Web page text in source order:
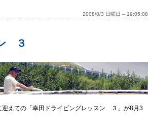
2008/8/3 日曜日 – 19:05:08
３
迎えての「幸田ドライビングレッスン ３」が8月3